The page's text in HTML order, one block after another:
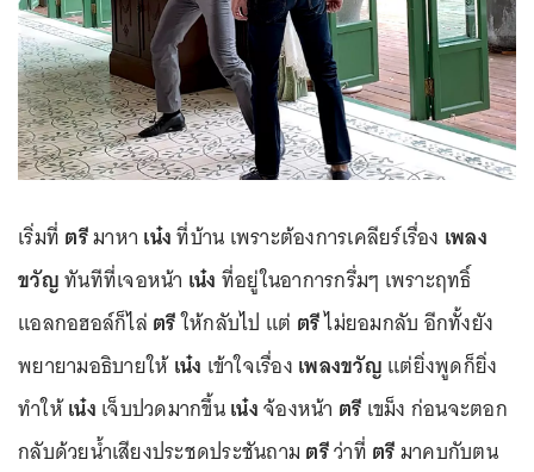
เริ่มที่ ตรีมาหา เน๋งที่บ้าน เพราะต้องการเคลียร์เรื่อง เพลง
ขวัญทันทีที่เจอหน้า เน๋ง ที่อยู่ในอาการกรึ่มๆ เพราะฤทธิ์
แอลกอฮอล์ก็ไล่ ตรีให้กลับไป แต่ ตรีไม่ยอมกลับ อีกทั้งยัง
พยายามอธิบายให้เน๋ง เข้าใจเรื่อง เพลงขวัญ แต่ยิ่งพูดก็ยิ่ง
ทำให้เน๋ง เจ็บปวดมากขึ้นเน๋งจ้องหน้า ตรี เขม็ง ก่อนจะตอก
กลับด้วยน้ำเสียงประชดประชันถาม ตรีว่าที่ ตรีมาคบกับตน